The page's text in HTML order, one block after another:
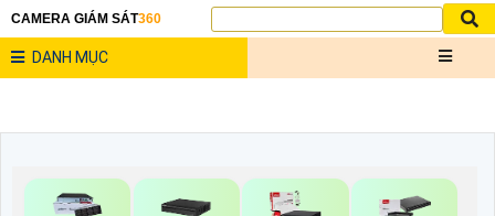
CAMERA GIÁM SÁT360
DANH MỤC